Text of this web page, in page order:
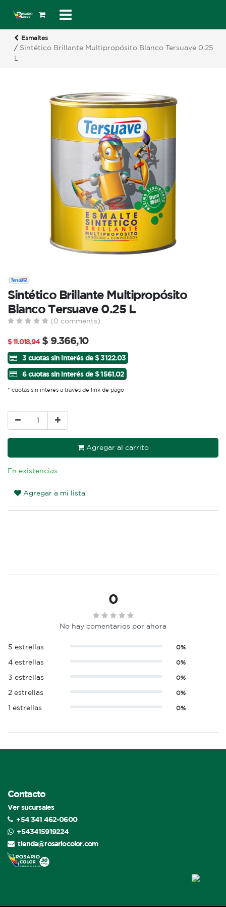
Esmaltes
/ Sintético Brillante Multipropósito Blanco Tersuave 0.25
L
Sintético Brillante Multipropósito
Blanco Tersuave 0.25 L
(0 comments)
$11.018,94 $ 9.366,10
3 cuotas sin interés de $ 3122.03
6 cuotas sin interés de $ 1561.02
* cuotas sin interés a través de link de pago
Agregar al carrito
En existencias
Agregar a mi lista
0
No hay comentarios por ahora
5 estrellas 0%
4 estrellas 0%
3 estrellas 0%
2 estrellas 0%
1 estrellas 0%
Contacto
Ver sucursales
+54 341 462-0600
+543415919224
tienda@rosariocolor.com